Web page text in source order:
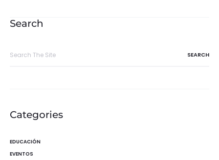
entradas
Search
Categories
EDUCACIÓN
EVENTOS